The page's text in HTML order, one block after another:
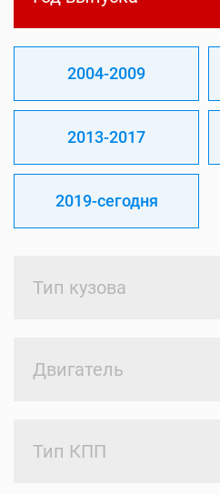
2004-2009
2013-2017
2019-сегодня
Тип кузова
Двигатель
Тип КПП